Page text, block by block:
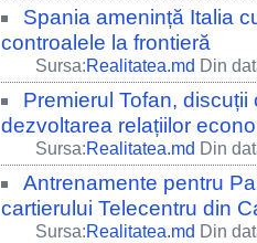
Spania amenință Italia
controalele la frontieră
Sursa:Realitatea.md Din
Premierul Tofan,
dezvoltarea relațiilor
Sursa:Realitatea.md Din
Antrenamente pentru
cartierului Telecentru din
Sursa:Realitatea.md Din